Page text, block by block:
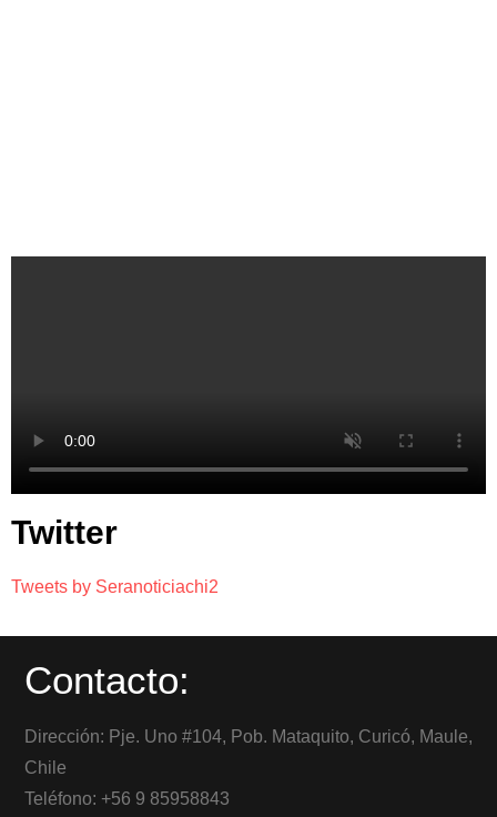
Twitter
Tweets by Seranoticiachi2
Contacto:
Dirección: Pje. Uno #104, Pob. Mataquito, Curicó, Maule,
Chile
Teléfono: +56 9 85958843